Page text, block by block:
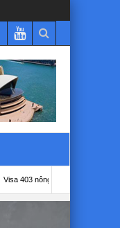
Visa 482 kết hợp sở hữu